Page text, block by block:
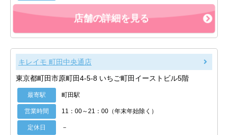
店舗の詳細を見る
キレイモ 町田中央通店
東京都町田市原町田4-5-8 いちご町田イーストビル5階
最寄駅 町田駅
営業時間 11：00～21：00（年末年始除く）
定休日 －